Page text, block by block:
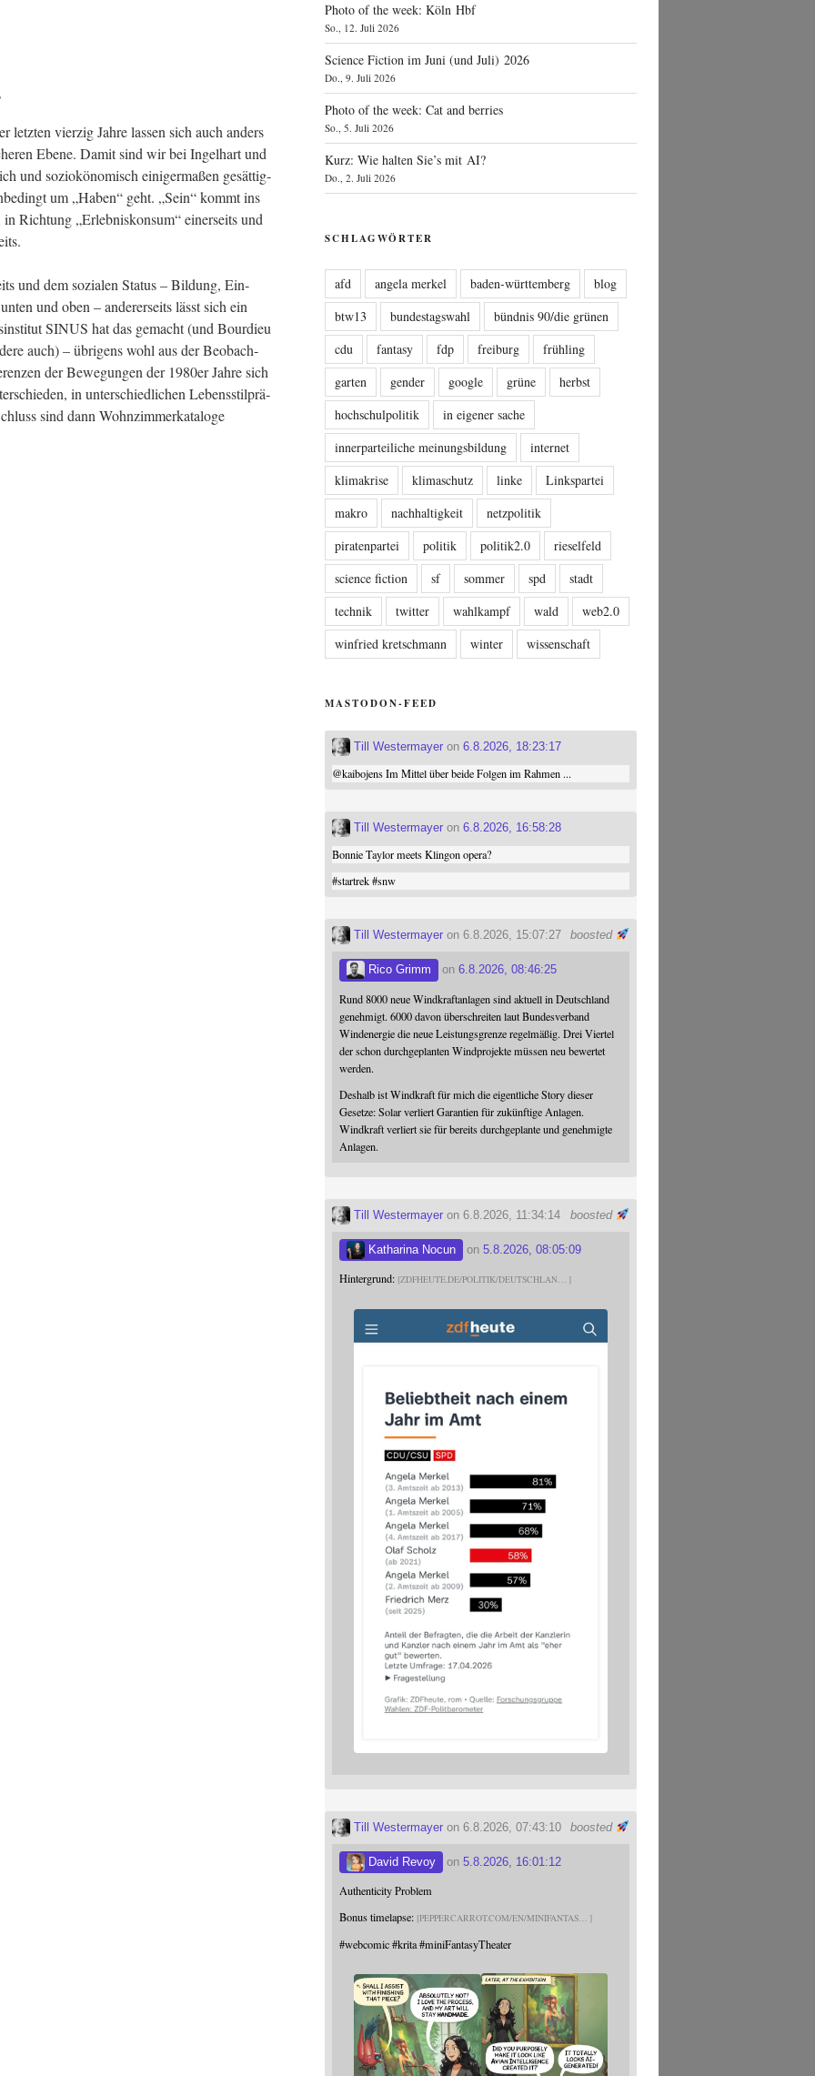
letz­ten vier­zig Jah­re las­sen sich auch anders
Ebe­ne. Damit sind wir bei Ingel­hart und
und sozio­kö­no­misch eini­ger­ma­ßen gesät­tig­
um „Haben“ geht. „Sein“ kommt ins
Rich­tung „Erleb­nis­kon­sum“ einer­seits und
und dem sozia­len Sta­tus – Bil­dung, Ein­
und oben – ande­rer­seits lässt sich ein
SINUS hat das gemacht (und Bour­dieu
auch) – übri­gens wohl aus der Beob­ach­
der Bewe­gun­gen der 1980er Jah­re sich
in unter­schied­li­chen Lebens­stil­prä­
sind dann Wohn­zim­mer­ka­ta­lo­ge
Photo of the week: Köln Hbf
So., 12. Juli 2026
Science Fiction im Juni (und Juli) 2026
Do., 9. Juli 2026
Photo of the week: Cat and berries
So., 5. Juli 2026
Kurz: Wie halten Sie’s mit AI?
Do., 2. Juli 2026
SCHLAGWÖRTER
afd angela merkel baden-württemberg
blog
btw13
bundestagswahl
bündnis 90/die grünen
cdu
fantasy fdp freiburg
frühling
garten
gender google grüne
herbst
hochschulpolitik
in eigener sache
innerparteiliche meinungsbildung
internet
klimakrise
klimaschutz linke
Linkspartei
makro
nachhaltigkeit
netzpolitik
piratenpartei
politik politik2.0
rieselfeld
science fiction
sf sommer spd
stadt
technik
twitter wahlkampf wald
web2.0
winfried kretschmann
winter wissenschaft
MASTODON-FEED
Till Westermayer on6.8.2026, 18:23:17
@kaibojensIm Mittel über beide Folgen im Rahmen ...
Till Westermayer on6.8.2026, 16:58:28
Bonnie Taylor meets Klingon opera?
#startrek #snw
boosted
Till Westermayer on 6.8.2026, 15:07:27
Rico Grimm on6.8.2026, 08:46:25
Rund 8000 neue Windkraftanlagen sind aktuell in Deutschland
genehmigt. 6000 davon überschreiten laut Bundesverband
Windenergie die neue Leistungsgrenze regelmäßig. Drei Viertel
der schon durchgeplanten Windprojekte müssen neu bewertet
werden.
Deshalb ist Windkraft für mich die eigentliche Story dieser
Gesetze: Solar verliert Garantien für zukünftige Anlagen.
Windkraft verliert sie für bereits durchgeplante und genehmigte
Anlagen.
boosted
Till Westermayer on 6.8.2026, 11:34:14
Katharina Nocun on5.8.2026, 08:05:09
Hintergrund: ZDFHEUTE.DE/POLITIK/DEUTSCHLAN
boosted
Till Westermayer on 6.8.2026, 07:43:10
David Revoy on5.8.2026, 16:01:12
Authenticity Problem
Bonus timelapse: PEPPERCARROT.COM/EN/MINIFANTAS
#webcomic #krita#miniFantasyTheater